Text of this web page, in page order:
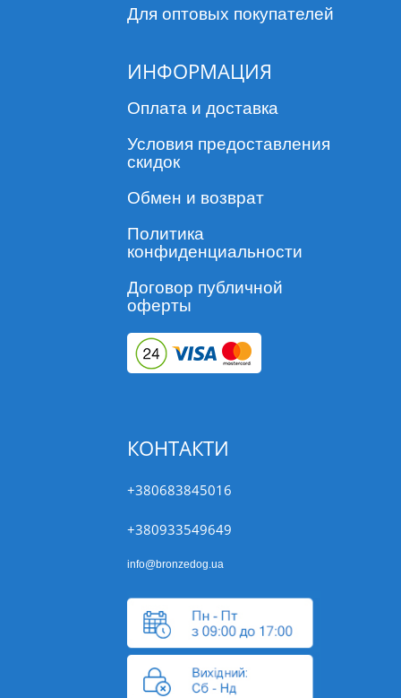
Для оптовых покупателей
ИНФОРМАЦИЯ
Оплата и доставка
Условия предоставления
скидок
Обмен и возврат
Политика
конфиденциальности
Договор публичной
оферты
КОНТАКТИ
+380683845016
+380933549649
info@bronzedog.ua